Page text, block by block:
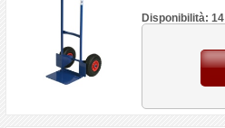
Disponibilità: 14